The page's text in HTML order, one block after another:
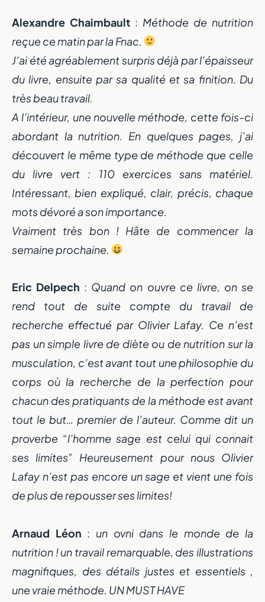
Alexandre Chaimbault : Méthode de nutrition
reçue ce matin par la Fnac.
J’ai été agréablement surpris déjà par l’épaisseur
du livre, ensuite par sa qualité et sa finition. Du
très beau travail.
A l’intérieur, une nouvelle méthode, cette fois-ci
abordant la nutrition. En quelques pages, j’ai
découvert le même type de méthode que celle
du livre vert : 110 exercices sans matériel.
Intéressant, bien expliqué, clair, précis, chaque
mots dévoré a son importance.
Vraiment très bon ! Hâte de commencer la
semaine prochaine.
Eric Delpech : Quand on ouvre ce livre, on se
rend tout de suite compte du travail de
recherche effectué par Olivier Lafay. Ce n’est
pas un simple livre de diète ou de nutrition sur la
musculation, c’est avant tout une philosophie du
corps où la recherche de la perfection pour
chacun des pratiquants de la méthode est avant
tout le but… premier de l’auteur. Comme dit un
proverbe “l’homme sage est celui qui connait
ses limites” Heureusement pour nous Olivier
Lafay n’est pas encore un sage et vient une fois
de plus de repousser ses limites!
Arnaud Léon : un ovni dans le monde de la
nutrition ! un travail remarquable, des illustrations
magnifiques, des détails justes et essentiels ,
une vraie méthode. UN MUST HAVE